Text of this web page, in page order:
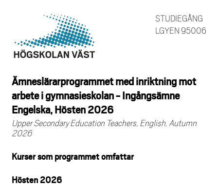
STUDIEGÅNG
LGYEN 95006
Ämneslärarprogrammet med inriktning mot
arbete i gymnasieskolan - Ingångsämne
Engelska, Hösten 2026
Upper Secondary Education Teachers, English, Autumn
2026
Kurser som programmet omfattar
Hösten 2026